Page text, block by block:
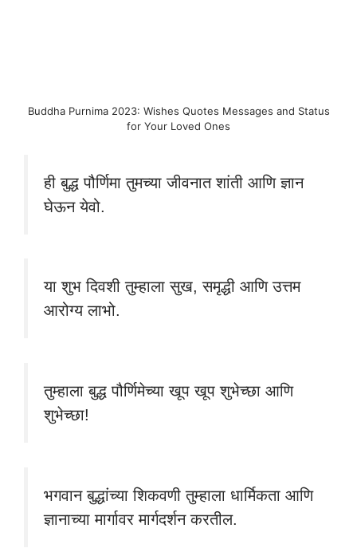
Buddha Purnima 2023: Wishes Quotes Messages and Status
for Your Loved Ones
ही बुद्ध पौर्णिमा तुमच्या जीवनात शांती आणि ज्ञान
घेऊन येवो.
या शुभ दिवशी तुम्हाला सुख, समृद्धी आणि उत्तम
आरोग्य लाभो.
तुम्हाला बुद्ध पौर्णिमेच्या खूप खूप शुभेच्छा आणि
शुभेच्छा!
भगवान बुद्धांच्या शिकवणी तुम्हाला धार्मिकता आणि
ज्ञानाच्या मार्गावर मार्गदर्शन करतील.